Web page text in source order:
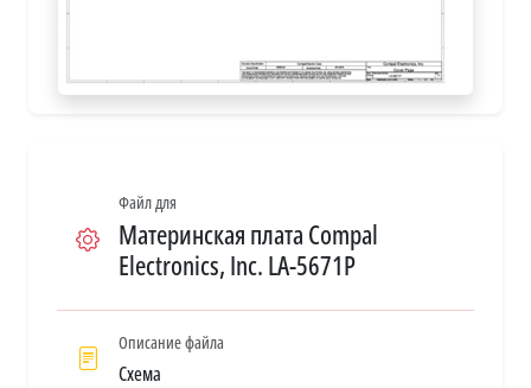
Файл для
Материнская плата Compal
Electronics, Inc. LA-5671P
Описание файла
Схема